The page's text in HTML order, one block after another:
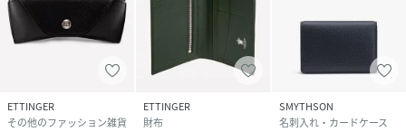
ETTINGER
その他のファッション雑貨
ETTINGER
財布
SMYTHSON
名刺入れ・カードケース